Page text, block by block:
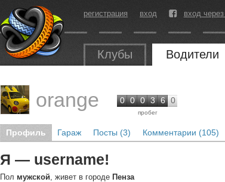
регистрация вход вход
Клубы Водители
orange 0 0 0 3 6 0
пробег
Профиль Гараж Посты (3) Комментарии (105)
Я — username!
Пол мужской, живет в городе Пенза